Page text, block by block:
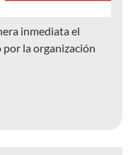
inmediata el
la organización